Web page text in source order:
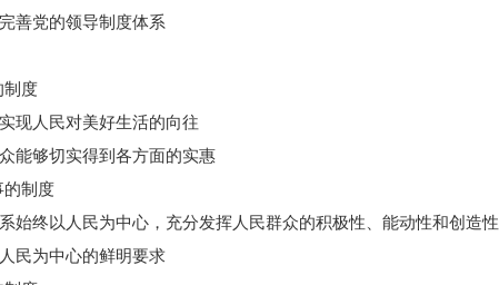
党的领导制度体系
度
人民对美好生活的向往
够切实得到各方面的实惠
制度
终以人民为中心，充分发挥人民群众的积极性、能动性和创造性
为中心的鲜明要求